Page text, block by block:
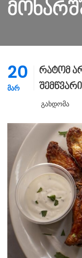
20
ᲛᲐᲠ
რატომ
Გახდომა